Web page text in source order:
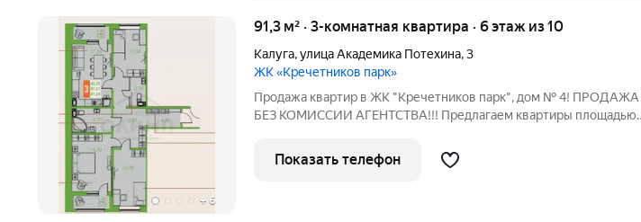
+ 6
91,3 м² · 3-комнатная квартира · 6 этаж из 10
Калуга,улица Академика Потехина,3
ЖК «Кречетников парк»
Продажа квартир в ЖК "Кречетников парк", дом № 4! ПРОДАЖА
БЕЗ КОМИССИИ АГЕНТСТВА!!! Предлагаем квартиры площадью
преимуществами. Преимущества квартир: Индивидуальное
отопление забудьте о
Показать телефон